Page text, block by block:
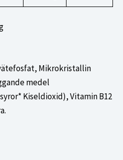
Mikrokristallin
medel
Kiseldioxid), Vitamin B12